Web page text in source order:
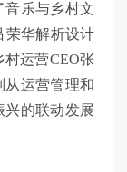
音乐与乡村文
荣华解析设计
运营CEO张
从运营管理和
兴的联动发展